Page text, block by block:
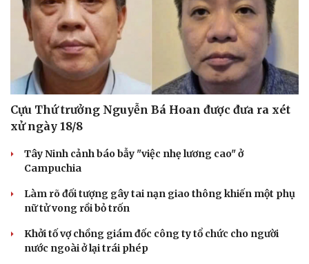
Cựu Thứ trưởng Nguyễn Bá Hoan được đưa ra xét
xử ngày 18/8
Tây Ninh cảnh báo bẫy "việc nhẹ lương cao" ở
Campuchia
Làm rõ đối tượng gây tai nạn giao thông khiến một phụ
nữ tử vong rồi bỏ trốn
Khởi tố vợ chồng giám đốc công ty tổ chức cho người
nước ngoài ở lại trái phép